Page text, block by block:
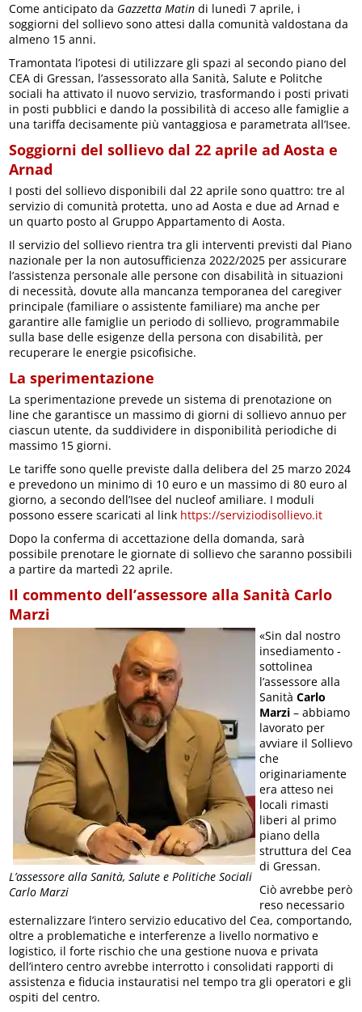
Come anticipato da Gazzetta Matin di lunedì 7 aprile, i
soggiorni del sollievo sono attesi dalla comunità valdostana da
almeno 15 anni.
Tramontata l’ipotesi di utilizzare gli spazi al secondo piano del
CEA di Gressan, l’assessorato alla Sanità, Salute e Politche
sociali ha attivato il nuovo servizio, trasformando i posti privati
in posti pubblici e dando la possibilità di acceso alle famiglie a
una tariffa decisamente più vantaggiosa e parametrata all’Isee.
Soggiorni del sollievo dal 22 aprile ad Aosta e
Arnad
I posti del sollievo disponibili dal 22 aprile sono quattro: tre al
servizio di comunità protetta, uno ad Aosta e due ad Arnad e
un quarto posto al Gruppo Appartamento di Aosta.
Il servizio del sollievo rientra tra gli interventi previsti dal Piano
nazionale per la non autosufficienza 2022/2025 per assicurare
l’assistenza personale alle persone con disabilità in situazioni
di necessità, dovute alla mancanza temporanea del caregiver
principale (familiare o assistente familiare) ma anche per
garantire alle famiglie un periodo di sollievo, programmabile
sulla base delle esigenze della persona con disabilità, per
recuperare le energie psicofisiche.
La sperimentazione
La sperimentazione prevede un sistema di prenotazione on
line che garantisce un massimo di giorni di sollievo annuo per
ciascun utente, da suddividere in disponibilità periodiche di
massimo 15 giorni.
Le tariffe sono quelle previste dalla delibera del 25 marzo 2024
e prevedono un minimo di 10 euro e un massimo di 80 euro al
giorno, a secondo dell’Isee del nucleof amiliare. I moduli
possono essere scaricati al link https://serviziodisollievo.it
Dopo la conferma di accettazione della domanda, sarà
possibile prenotare le giornate di sollievo che saranno possibili
a partire da martedì 22 aprile.
Il commento dell’assessore alla Sanità Carlo
Marzi
L’assessore alla Sanità, Salute e Politiche Sociali
Carlo Marzi
«Sin dal nostro
insediamento -
sottolinea
l’assessore alla
SanitàCarlo
Marzi – abbiamo
lavorato per
avviare il Sollievo
che
originariamente
era atteso nei
locali rimasti
liberi al primo
piano della
struttura del Cea
di Gressan.
Ciò avrebbe però
reso necessario
esternalizzare l’intero servizio educativo del Cea, comportando,
oltre a problematiche e interferenze a livello normativo e
logistico, il forte rischio che una gestione nuova e privata
dell’intero centro avrebbe interrotto i consolidati rapporti di
assistenza e fiducia instauratisi nel tempo tra gli operatori e gli
ospiti del centro.